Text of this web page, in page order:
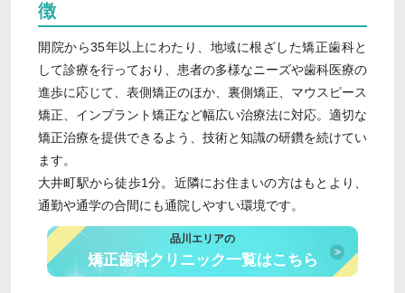
徴
開院から35年以上にわたり、地域に根ざした矯正歯科と
して診療を行っており、患者の多様なニーズや歯科医療の
進歩に応じて、表側矯正のほか、裏側矯正、マウスピース
矯正、インプラント矯正など幅広い治療法に対応。適切な
矯正治療を提供できるよう、技術と知識の研鑽を続けてい
ます。
大井町駅から徒歩1分。近隣にお住まいの方はもとより、
通勤や通学の合間にも通院しやすい環境です。
品川エリアの
矯正歯科クリニック一覧はこちら